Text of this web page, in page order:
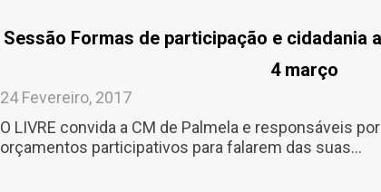
Sessão Formas de participação e cidadania
4 março
24 Fevereiro, 2017
O LIVRE convida a CM de Palmela e responsáveis
orçamentos participativos para falarem das suas...